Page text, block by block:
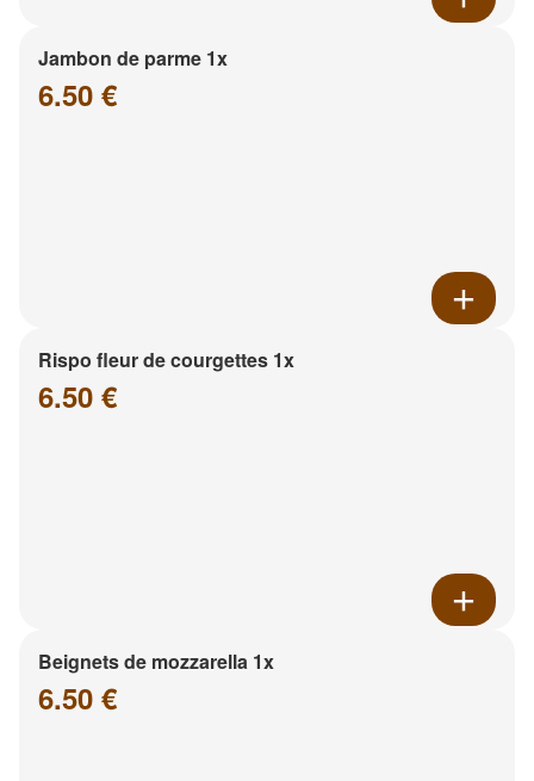
Jambon de parme 1x
6.50 €
Rispo fleur de courgettes 1x
6.50 €
Beignets de mozzarella 1x
6.50 €